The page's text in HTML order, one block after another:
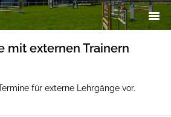
mit externen Trainern
für externe Lehrgänge vor.